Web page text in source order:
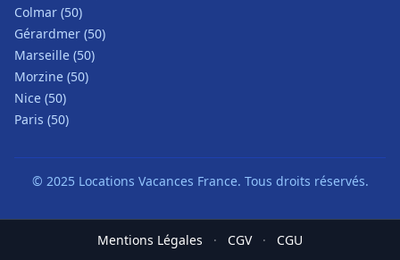
Colmar (50)
Gérardmer (50)
Marseille (50)
Morzine (50)
Nice (50)
Paris (50)
© 2025 Locations Vacances France. Tous droits réservés.
Mentions Légales · CGV · CGU